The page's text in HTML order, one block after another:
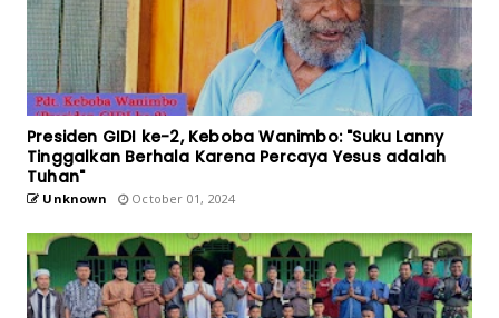
Presiden GIDI ke-2, Keboba Wanimbo: "Suku Lanny
Tinggalkan Berhala Karena Percaya Yesus adalah
Tuhan"
Unknown October 01, 2024